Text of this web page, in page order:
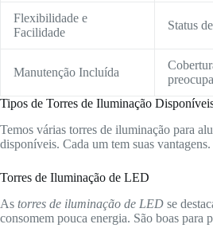
Flexibilidade e
Facilidade
Status
Manutenção Incluída
Tipos de Torres de Iluminação
Temos várias torres de iluminação para
disponíveis. Cada um tem suas vantagens.
Torres de Iluminação de LED
As torres de iluminação de LED se
consomem pouca energia. São boas para